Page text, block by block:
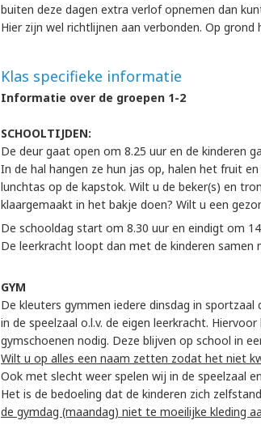
buiten deze dagen extra verlof opnemen dan
Hier zijn wel richtlijnen aan verbonden. Op
Klas specifieke informatie
Informatie over de groepen 1-2
SCHOOLTIJDEN:
De deur gaat open om 8.25 uur en de kinderen
In de hal hangen ze hun jas op, halen het fruit
lunchtas op de kapstok. Wilt u de beker(s) en
klaargemaakt in het bakje doen? Wilt u een
De schooldag start om 8.30 uur en eindigt om
De leerkracht loopt dan met de kinderen samen
GYM
De kleuters gymmen iedere dinsdag in
in de speelzaal o.l.v. de eigen leerkracht.
gymschoenen nodig. Deze blijven op school in
Wilt u op alles een naam zetten zodat het niet
Ook met slecht weer spelen wij in de speelzaal
Het is de bedoeling dat de kinderen zich
de gymdag (maandag) niet te moeilijke kleding